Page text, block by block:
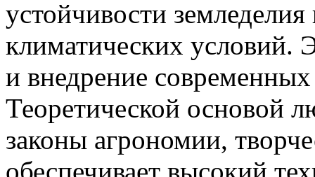
устойчивости
климатических условий.
и внедрение
Теоретической основой
законы агрономии,